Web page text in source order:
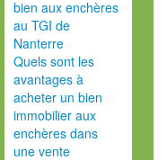
bien aux enchères
au TGI de
Nanterre
Quels sont les
avantages à
acheter un bien
immobilier aux
enchères dans
une vente